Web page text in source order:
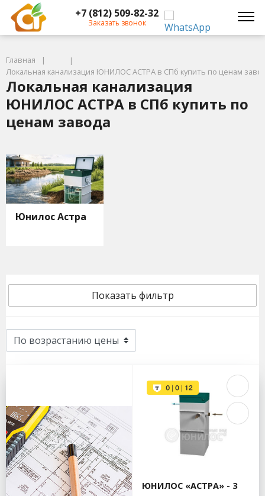
+7 (812) 509-82-32
Заказать звонок
Главная
Локальная канализация ЮНИЛОС АСТРА в СПб купить по ценам
Локальная канализация
ЮНИЛОС АСТРА в СПб купить по
ценам завода
Юнилос Астра
Показать фильтр
ЮНИЛОС «АСТРА» - 3